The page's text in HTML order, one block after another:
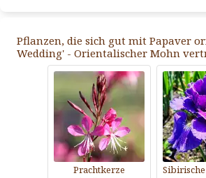
Pflanzen, die sich gut mit Papaver
Wedding' - Orientalischer Mohn
Prachtkerze